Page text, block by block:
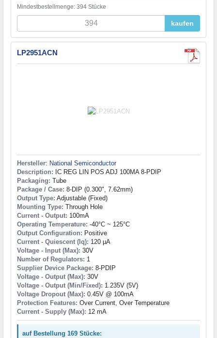
Mindestbestellmenge: 394 Stücke
kaufen
LP2951ACN
Hersteller: National Semiconductor
Description: IC REG LIN POS ADJ 100MA 8-PDIP
Packaging: Tube
Package / Case: 8-DIP (0.300", 7.62mm)
Output Type: Adjustable (Fixed)
Mounting Type: Through Hole
Current - Output: 100mA
Operating Temperature: -40°C ~ 125°C
Output Configuration: Positive
Current - Quiescent (Iq): 120 µA
Voltage - Input (Max): 30V
Number of Regulators: 1
Supplier Device Package: 8-PDIP
Voltage - Output (Max): 30V
Voltage - Output (Min/Fixed): 1.235V (5V)
Voltage Dropout (Max): 0.45V @ 100mA
Protection Features: Over Current, Over Temperature
Current - Supply (Max): 12 mA
auf Bestellung 169 Stücke: